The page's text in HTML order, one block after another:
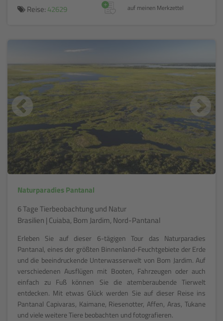
Reise: 42629 auf meinen Merkzettel
+
Naturparadies Pantanal
6 Tage Tierbeobachtung und Natur
Brasilien | Cuiaba, Bom Jardim, Nord-Pantanal
Erleben Sie auf dieser 6-tägigen Tour das Naturparadies
Pantanal, eines der größten Binnenland-Feuchtgebiete der Erde
und die beeindruckende Unterwasserwelt von Bom Jardim. Auf
verschiedenen Ausflügen mit Booten, Fahrzeugen oder auch
einfach zu Fuß können Sie die atemberaubende Tierwelt
entdecken. Mit etwas Glück werden Sie auf dieser Reise ins
Pantanal Capivaras, Kaimane, Riesenotter, Affen, Aras, Tukane
und viele weitere Tiere beobachten und fotografieren.